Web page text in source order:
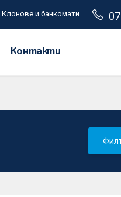
Клонове и банкомати
Контакти